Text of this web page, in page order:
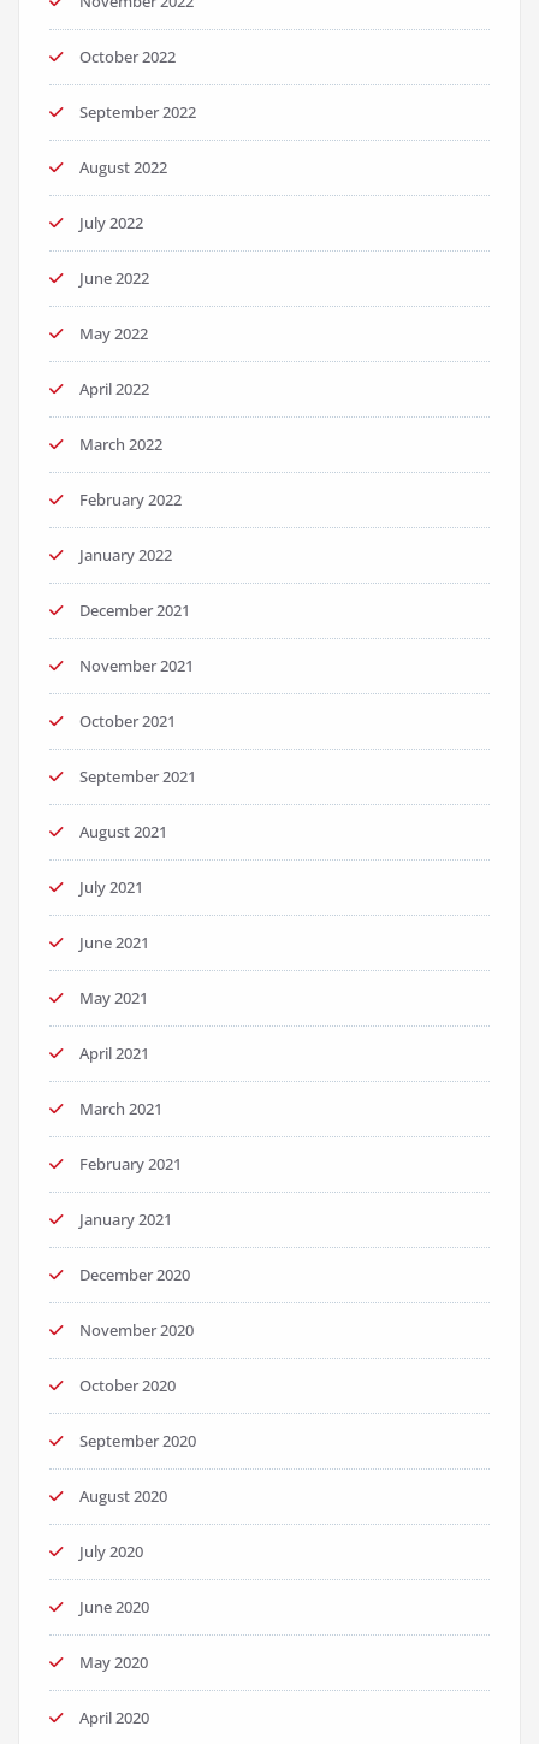
October 2022
September 2022
August 2022
July 2022
June 2022
May 2022
April 2022
March 2022
February 2022
January 2022
December 2021
November 2021
October 2021
September 2021
August 2021
July 2021
June 2021
May 2021
April 2021
March 2021
February 2021
January 2021
December 2020
November 2020
October 2020
September 2020
August 2020
July 2020
June 2020
May 2020
April 2020